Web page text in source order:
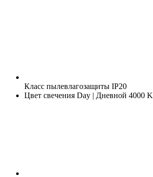
Класс пылевлагозащиты IP20
Цвет свечения Day | Дневной 4000 K